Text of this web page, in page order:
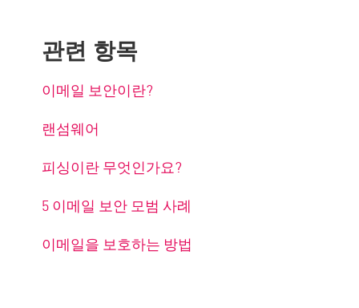
관련 항목
이메일 보안이란?
랜섬웨어
피싱이란 무엇인가요?
5 이메일 보안 모범 사례
이메일을 보호하는 방법